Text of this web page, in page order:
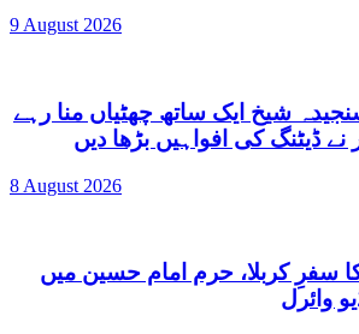
9 August 2026
شیخ ایک ساتھ چھٹیاں منا رہے
نے ڈیٹنگ کی افواہیں بڑھا دیں
8 August 2026
سفرِ کربلا، حرم امام حسین میں
وائرل